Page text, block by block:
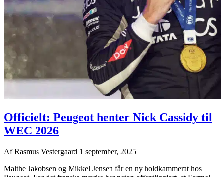
Officielt: Peugeot henter Nick Cassidy til
WEC 2026
AfRasmus Vestergaard 1 september, 2025
Malthe Jakobsen og Mikkel Jensen får en ny holdkammerat hos